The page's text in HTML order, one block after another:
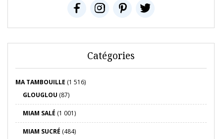
Catégories
MA TAMBOUILLE (1 516)
GLOUGLOU (87)
MIAM SALÉ (1 001)
MIAM SUCRÉ (484)